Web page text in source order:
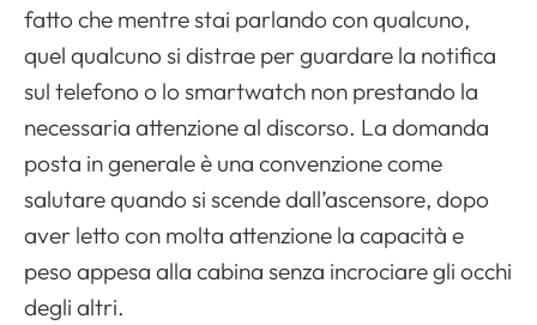
fatto che mentre stai parlando con qualcuno,
quel qualcuno si distrae per guardare la notifica
sul telefono o lo smartwatch non prestando la
necessaria attenzione al discorso. La domanda
posta in generale è una convenzione come
salutare quando si scende dall’ascensore, dopo
aver letto con molta attenzione la capacità e
peso appesa alla cabina senza incrociare gli occhi
degli altri.
Apri il menu di navigazione